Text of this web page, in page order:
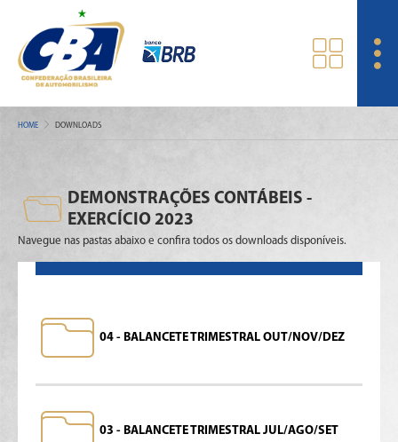
HOME DOWNLOADS
DEMONSTRAÇÕES CONTÁBEIS -
EXERCÍCIO 2023
Navegue nas pastas abaixo e confira todos os downloads disponíveis.
04 - BALANCETE TRIMESTRAL OUT/NOV/DEZ
03 - BALANCETE TRIMESTRAL JUL/AGO/SET